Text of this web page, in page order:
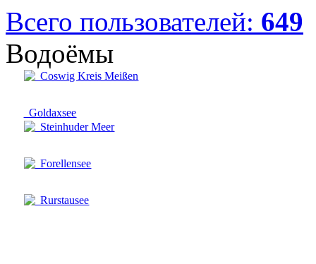
Всего пользователей: 649
Водоёмы
Coswig Kreis Meißen
Goldaxsee
Steinhuder Meer
Forellensee
Rurstausee